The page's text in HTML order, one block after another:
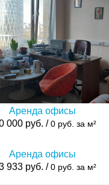
Аренда офисы
000 руб. /0 руб. за м²
Аренда офисы
933 руб. /0 руб. за м²